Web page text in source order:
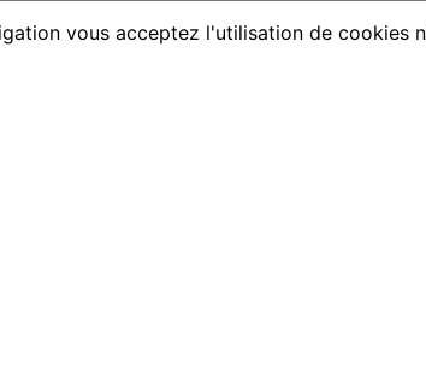
vous acceptez l'utilisation de cookies